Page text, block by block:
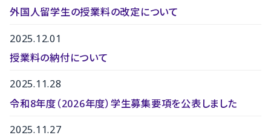
外国人留学生の授業料の改定について
2025.12.01
授業料の納付について
2025.11.28
令和8年度（2026年度）学生募集要項を公表しました
2025.11.27